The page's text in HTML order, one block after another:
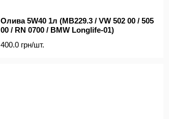
Олива 5W40 1л (MB229.3 / VW 502 00 / 505
00 / RN 0700 / BMW Longlife-01)
400.0 грн/шт.